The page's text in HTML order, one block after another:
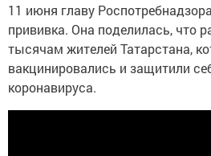
11 июня главу
прививка. Она поделилась, что
тысячам жителей Татарстана,
вакцинировались и защитили
коронавируса.